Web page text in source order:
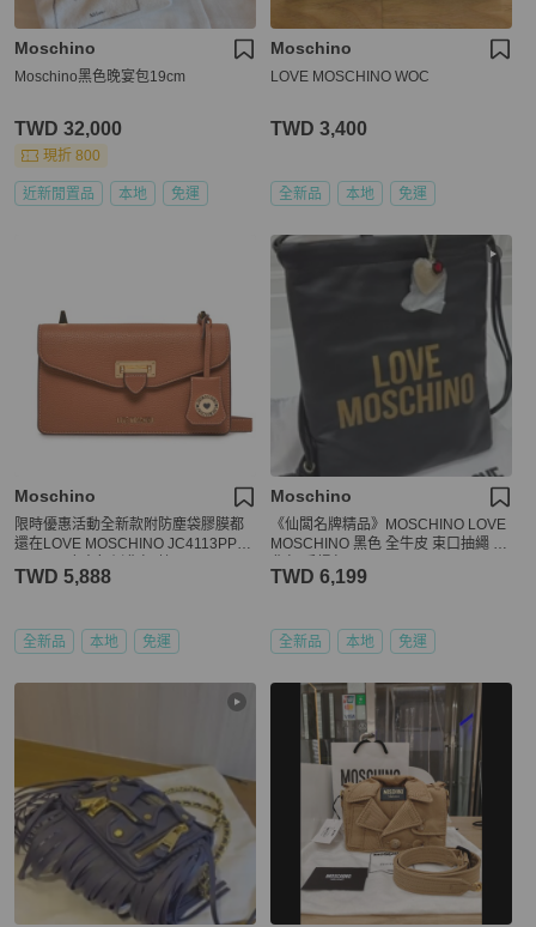
Moschino
Moschino黑色晚宴包19cm
TWD 32,000
現折 800
近新閒置品 本地 免運
Moschino
LOVE MOSCHINO WOC
TWD 3,400
全新品 本地 免運
Moschino
限時優惠活動全新款附防塵袋膠膜都
還在LOVE MOSCHINO JC4113PP1I
TWD 5,888
全新品 本地 免運
Moschino
《仙闆名牌精品》MOSCHINO LOVE
MOSCHINO 黑色 全牛皮 束口抽繩 後
TWD 6,199
全新品 本地 免運